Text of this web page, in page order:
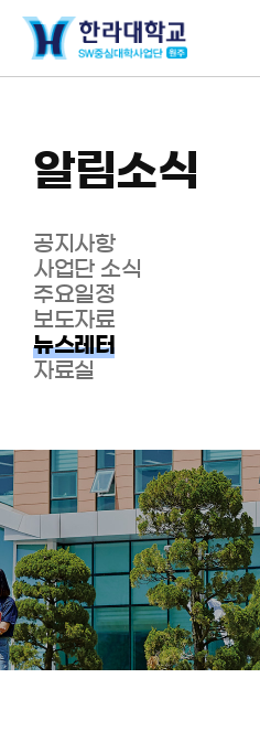
알림소식
공지사항
사업단 소식
주요일정
보도자료
뉴스레터
자료실